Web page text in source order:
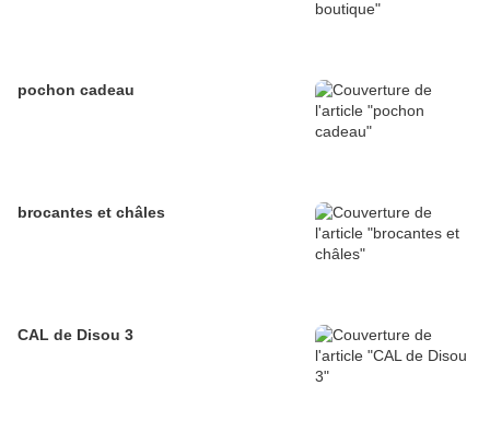
pochon cadeau
brocantes et châles
CAL de Disou 3